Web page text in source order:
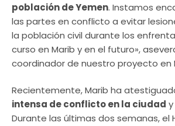
población de Yemen. Instamos
las partes en conflicto a evitar
la población civil durante los
curso en Marib y en el futuro»,
coordinador de nuestro proyecto en
Recientemente, Marib ha
intensa de conflicto en la ciudad
Durante las últimas dos semanas, el